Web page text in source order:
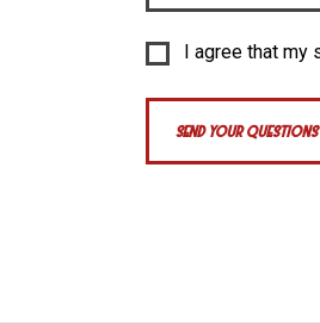
I agree that my